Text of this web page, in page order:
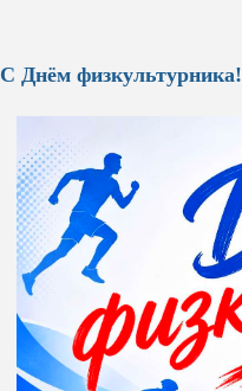
С Днём физкультурника!